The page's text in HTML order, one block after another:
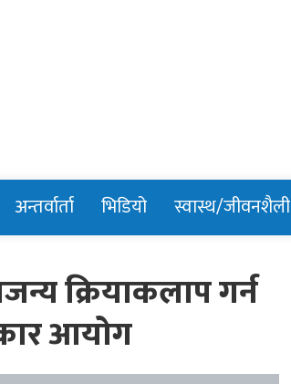
अन्तर्वार्ता भिडियो स्वास्थ/जीवनशैली
क्रियाकलाप गर्न
आयोग